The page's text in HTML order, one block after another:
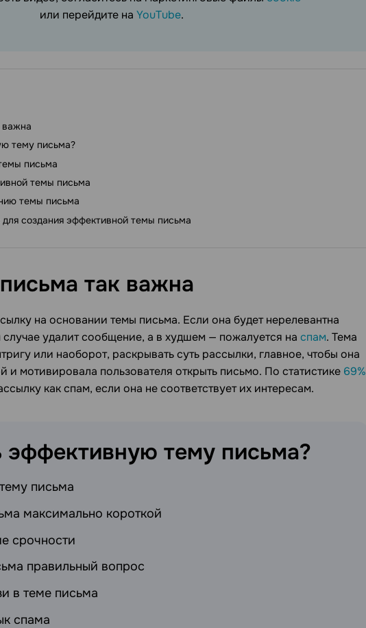
или перейдите на YouTube.
важна
тему письма?
письма
темы письма
темы письма
создания эффективной темы письма
так важна
на основании темы письма. Если она будет нерелевантна
удалит сообщение, а в худшем — пожалуется на спам. Тема
или наоборот, раскрывать суть рассылки, главное, чтобы она
и мотивировала пользователя открыть письмо. По статистике 69%
как спам, если она не соответствует их интересам.
эффективную тему письма?
письма
максимально короткой
срочности
правильный вопрос
в теме письма
спама